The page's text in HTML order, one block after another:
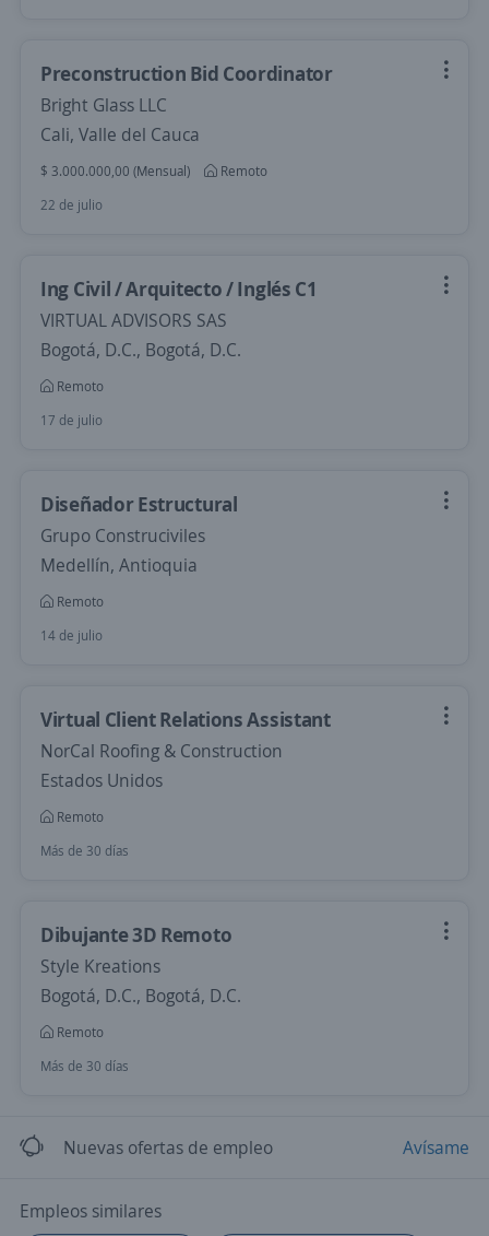
Preconstruction Bid Coordinator
Bright Glass LLC
Cali, Valle del Cauca
$ 3.000.000,00 (Mensual)
Remoto
22 de julio
Ing Civil / Arquitecto / Inglés C1
VIRTUAL ADVISORS SAS
Bogotá, D.C., Bogotá, D.C.
Remoto
17 de julio
Diseñador Estructural
Grupo Construciviles
Medellín, Antioquia
Remoto
14 de julio
Virtual Client Relations Assistant
NorCal Roofing & Construction
Estados Unidos
Remoto
Más de 30 días
Dibujante 3D Remoto
Style Kreations
Bogotá, D.C., Bogotá, D.C.
Remoto
Más de 30 días
Nuevas ofertas de empleo Avísame
Empleos similares